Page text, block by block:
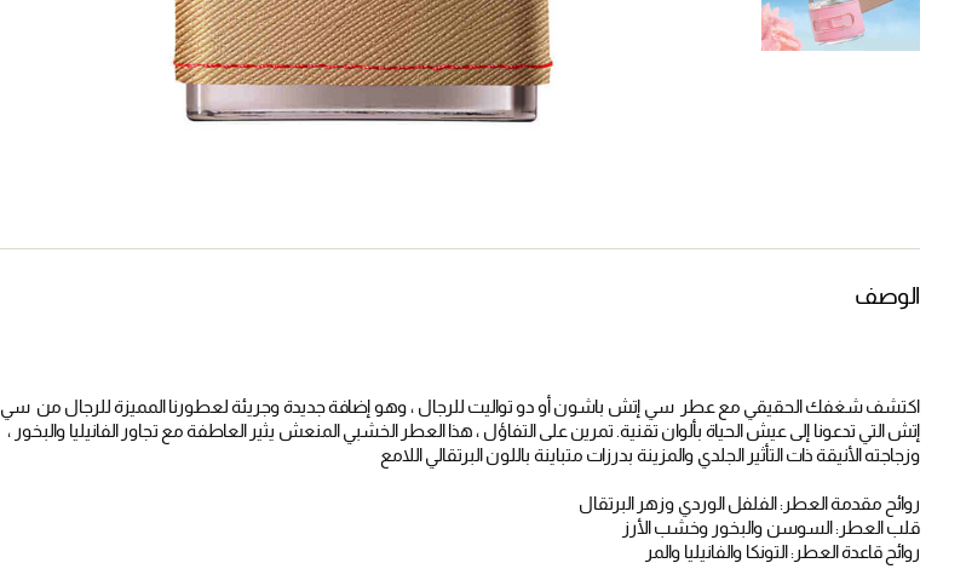
الوصف
اكتشف شغفك الحقيقي مع عطر سي إتش باشون أو دو تواليت للرجال ، وهو إضافة جديدة وجريئة لعطورنا المميزة للرجال من سي
إتش التي تدعونا إلى عيش الحياة بألوان تقنية. تمرين على التفاؤل ، هذا العطر الخشبي المنعش يثير العاطفة مع تجاور الفانيليا والبخور ،
وزجاجته الأنيقة ذات التأثير الجلدي والمزينة بدرزات متباينة باللون البرتقالي اللامع
روائح مقدمة العطر: الفلفل الوردي وزهر البرتقال
قلب العطر: السوسن والبخور وخشب الأرز
روائح قاعدة العطر: التونكا والفانيليا والمر